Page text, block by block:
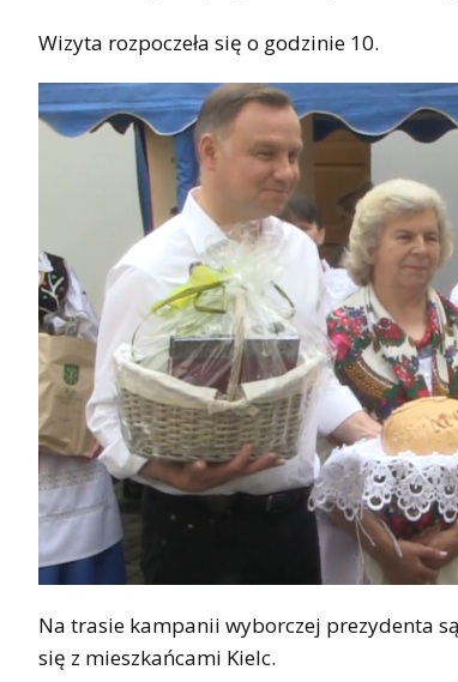
Wizyta rozpoczeła się o godzinie 10.
Na trasie kampanii wyborczej prezydenta
się z mieszkańcami Kielc.